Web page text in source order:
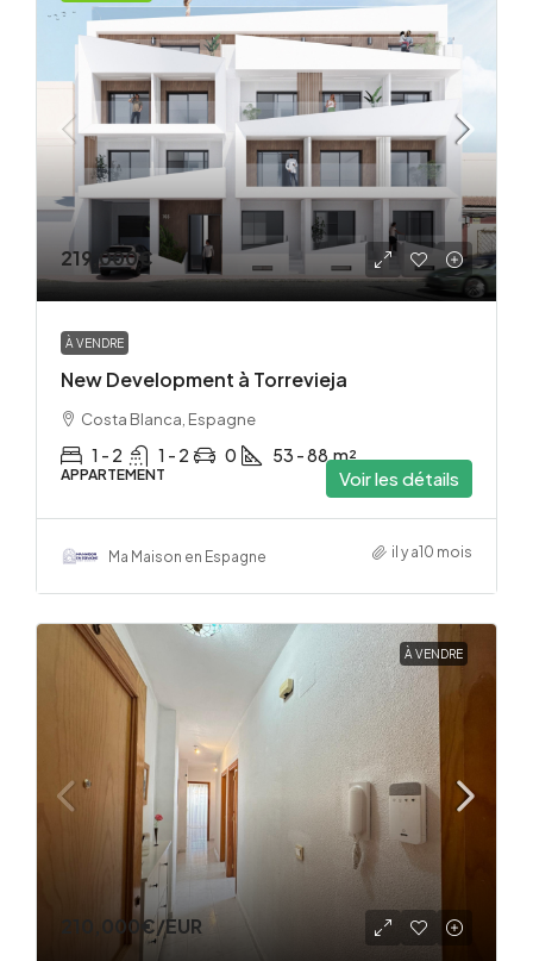
219,000€
À VENDRE
New Development à Torrevieja
Costa Blanca, Espagne
1 - 2 1 - 2 0 53 - 88 m²
APPARTEMENT Voir les détails
Ma Maison en Espagne il y a10 mois
À VENDRE
210,000€/EUR